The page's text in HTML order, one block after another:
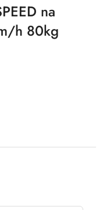
na
h 80kg